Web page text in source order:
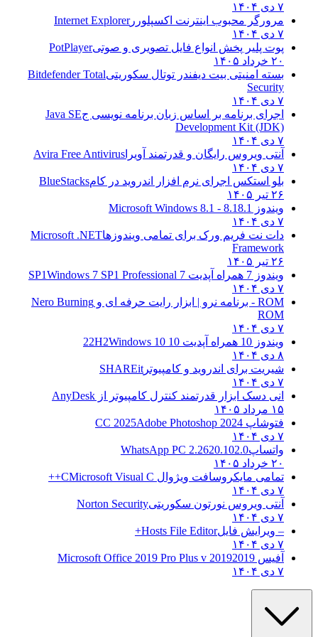
مرورگر محبوب اینترنت اکسپلوررInternet Explorer
پوت پلیر پخش انواع فایل تصویری و صوتیPotPlayer
بسته امنیتی بیت دیفندر توتال سکوریتیBitdefender Total
Security
اجرای برنامه بر اساس زبان برنامه نویسی جJava SE
Development Kit (JDK)
آنتی ویروس رایگان و قدرتمند آویراAvira Free Antivirus
بلو استکس اجرای نرم افزار اندروید در کامBlueStacks
ویندوز 8.18.1 - Microsoft Windows 8.1
دات نت فریم ورک برای تمامی ویندوزهاMicrosoft .NET
Framework
ویندوز 7 همراه آپدیت 7 SP1
Windows 7 SP1 Professional
ROM - برنامه نرو | ابزار رایت حرفه ای و
Nero Burning
ROM
ویندوز 10 همراه آپدیت 10 22H2
Windows 10
شیریت برای اندروید و کامپیوترSHAREit
انی دسک ابزار قدرتمند کنترل کامپیوتر ازAnyDesk
فتوشاپ CC 2025Adobe Photoshop 2024
واتساپWhatsApp PC 2.2620.102.0
تمامی مایکروسافت ویژوال CMicrosoft Visual C++
آنتی ویروس نورتون سکوریتیNorton Security
– ویرایش فایلHosts File Editor+
آفیس 20192019 Microsoft Office 2019 Pro Plus v